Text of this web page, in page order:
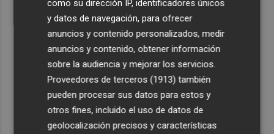
como su dirección IP, identificadores únicos
y datos de navegación, para ofrecer
anuncios y contenido personalizados, medir
anuncios y contenido, obtener información
sobre la audiencia y mejorar los servicios.
Proveedores de terceros (1913) también
pueden procesar sus datos para estos y
otros fines, incluido el uso de datos de
geolocalización precisos y características